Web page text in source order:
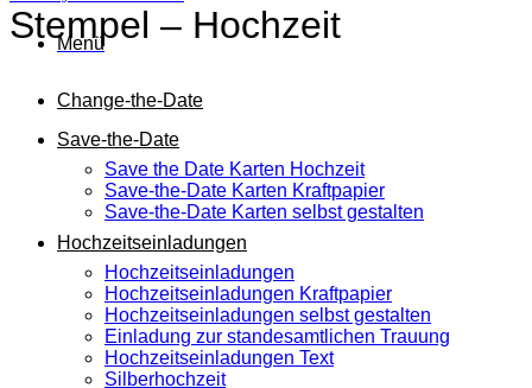
Menü
Change-the-Date
Save-the-Date
Save the Date Karten Hochzeit
Save-the-Date Karten Kraftpapier
Save-the-Date Karten selbst gestalten
Hochzeitseinladungen
Hochzeitseinladungen
Hochzeitseinladungen Kraftpapier
Hochzeitseinladungen selbst gestalten
Einladung zur standesamtlichen Trauung
Hochzeitseinladungen Text
Silberhochzeit
Stempel – Hochzeit